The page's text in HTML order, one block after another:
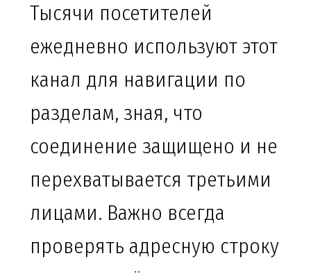
Тысячи посетителей
ежедневно используют этот
канал для навигации по
разделам, зная, что
соединение защищено и не
перехватывается третьими
лицами. Важно всегда
проверять адресную строку